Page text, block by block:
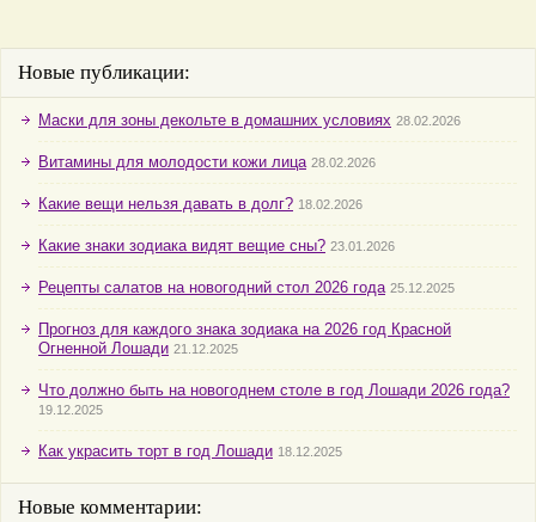
Новые публикации:
Маски для зоны декольте в домашних условиях 28.02.2026
Витамины для молодости кожи лица 28.02.2026
Какие вещи нельзя давать в долг? 18.02.2026
Какие знаки зодиака видят вещие сны? 23.01.2026
Рецепты салатов на новогодний стол 2026 года 25.12.2025
Прогноз для каждого знака зодиака на 2026 год Красной
Огненной Лошади 21.12.2025
Что должно быть на новогоднем столе в год Лошади 2026 года?
19.12.2025
Как украсить торт в год Лошади 18.12.2025
Новые комментарии: